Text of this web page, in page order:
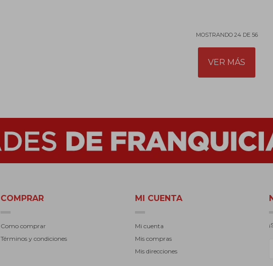
MOSTRANDO 24DE 56
VER MÁS
COMPRAR
Como comprar
Términos y condiciones
MI CUENTA
Mi cuenta
Mis compras
Mis direcciones